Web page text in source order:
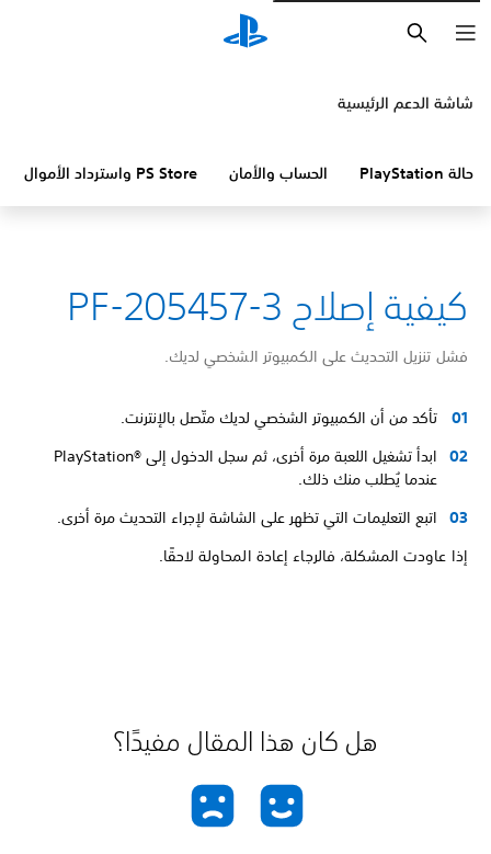
شاشة الدعم الرئيسية
حالة PlayStation الحساب والأمان PS Store واسترداد الأموال
كيفية إصلاح PF-205457-3
فشل تنزيل التحديث على الكمبيوتر الشخصي لديك.
تأكد من أن الكمبيوتر الشخصي لديك متّصل بالإنترنت.
ابدأ تشغيل اللعبة مرة أخرى، ثم سجل الدخول إلى PlayStation®‎
عندما يُطلب منك ذلك.
اتبع التعليمات التي تظهر على الشاشة لإجراء التحديث مرة أخرى.
إذا عاودت المشكلة، فالرجاء إعادة المحاولة لاحقًا.
هل كان هذا المقال مفيدًا؟